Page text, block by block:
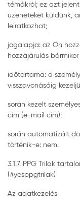
témákról; ez azt
üzeneteket küldünk,
leiratkozhat;
jogalapja: az Ön
hozzájárulás
időtartama: a
visszavonásáig
során kezelt
cím (e-mail cím);
során automatizált
történik-e: nem.
3.1.7. PPG Trilak
(#yesppgtrilak)
Az adatkezelés